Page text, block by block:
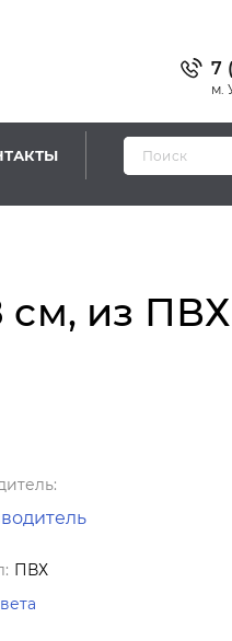
7
м.
см, из
ПВХ